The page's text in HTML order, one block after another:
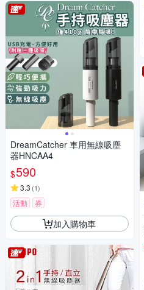
DreamCatcher 車用無線吸塵
器HNCAA4
$590
3.3 (1)
活動 券
加入購物車